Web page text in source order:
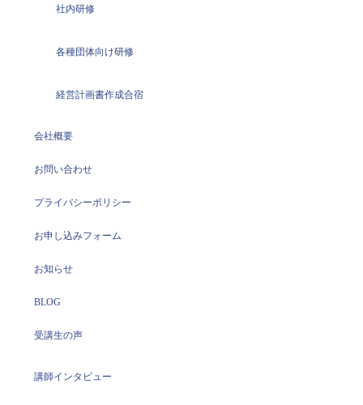
社内研修
各種団体向け研修
経営計画書作成合宿
会社概要
お問い合わせ
プライバシーポリシー
お申し込みフォーム
お知らせ
BLOG
受講生の声
講師インタビュー